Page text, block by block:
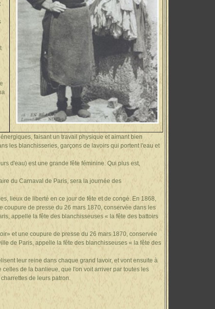
faisant un travail physique et aimant bien
les blanchisseries, garçons de lavoirs qui portent l'eau et
d'eau) est une grande fête féminine. Qui plus est,
du Carnaval de Paris, sera la journée des
lieux de liberté en ce jour de fête et de congé. En 1868,
de presse du 26 mars 1870, conservée dans les
appelle la fête des blanchisseuses « la fête des battoirs
et une coupure de presse du 26 mars 1870, conservée
de Paris, appelle la fête des blanchisseuses « la fête des
leur reine dans chaque grand lavoir, et vont ensuite à
de la banlieue, que l'on voit arriver par toutes les
de leurs patron.